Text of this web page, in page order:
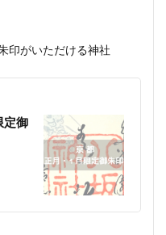
印がいただける神社
御